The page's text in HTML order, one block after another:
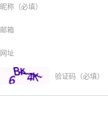
昵称（必填）
邮箱
网址
验证码（必填）